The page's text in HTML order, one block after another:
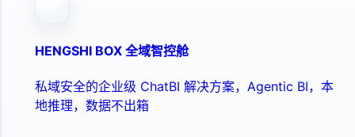
HENGSHI BOX 全域智控舱
私域安全的企业级 ChatBI 解决方案，Agentic BI，本
地推理，数据不出箱